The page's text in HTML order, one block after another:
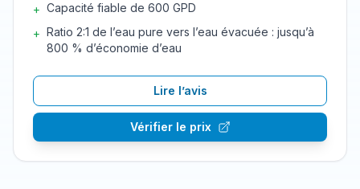
+ Capacité fiable de 600 GPD
+ Ratio 2:1 de l’eau pure vers l’eau évacuée : jusqu’à
800 % d’économie d’eau
Lire l’avis
Vérifier le prix